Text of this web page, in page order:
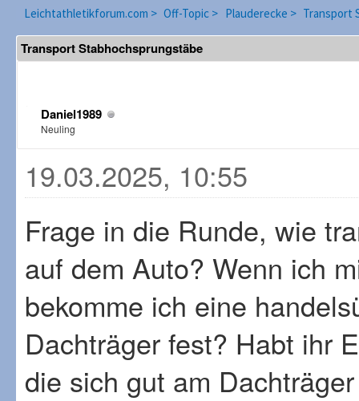
Leichtathletikforum.com > Off-Topic > Plauderecke > Transport
Transport Stabhochsprungstäbe
Daniel1989
Neuling
19.03.2025, 10:55
Frage in die Runde, wie
auf dem Auto? Wenn ich
bekomme ich eine
Dachträger fest? Habt ihr
die sich gut am